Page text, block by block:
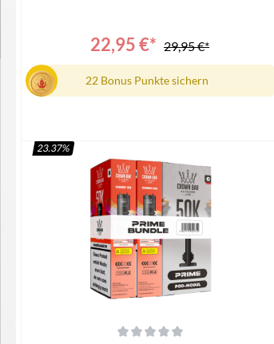
Hypermax Prime 10 ml Refill-Container1 x Al
Fakher 50k Hypermax Prime Pod Modul
22,95 €* 29,95 €*
22 Bonus Punkte sichern
In den Warenkorb
23.37%